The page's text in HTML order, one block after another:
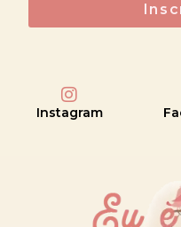
Instagram